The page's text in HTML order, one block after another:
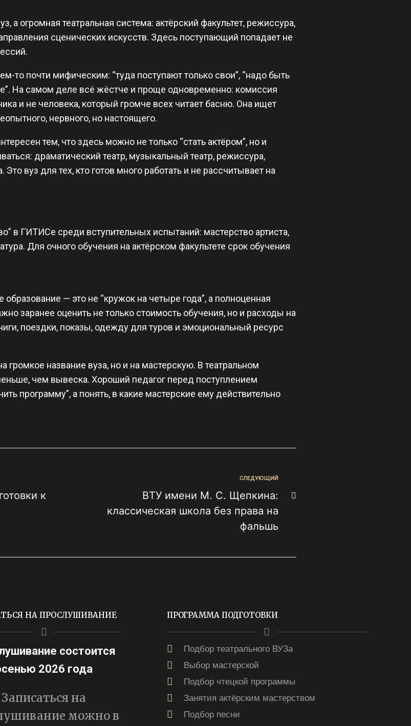
а огромная театральная система: актёрский факультет, режиссура,
сценических искусств. Здесь поступающий попадает не
то почти мифическим: “туда поступают только свои”, “надо быть
На самом деле всё жёстче и проще одновременно: комиссия
и не человека, который громче всех читает басню. Она ищет
нервного, но настоящего.
тем, что здесь можно не только “стать актёром”, но и
драматический театр, музыкальный театр, режиссура,
вуз для тех, кто готов много работать и не рассчитывает на
в ГИТИСе среди вступительных испытаний: мастерство артиста,
Для очного обучения на актёрском факультете срок обучения
— это не “кружок на четыре года”, а полноценная
заранее оценить не только стоимость обучения, но и расходы на
поездки, показы, одежду для туров и эмоциональный ресурс
громкое название вуза, но и на мастерскую. В театральном
чем вывеска. Хороший педагог перед поступлением
программу”, а понять, в какие мастерские ему действительно
к
СЛЕДУЮЩИЙ
ВТУ имени М. С. Щепкина:
классическая школа без права на
фальшь
НА ПРОСЛУШИВАНИЕ
состоится
2026 года
Записаться на
можно в
ПРОГРАММА ПОДГОТОВКИ
Подбор театрального ВУЗа
Выбор мастерской
Подбор чтецкой программы
Занятия актёрским мастерством
Подбор песни